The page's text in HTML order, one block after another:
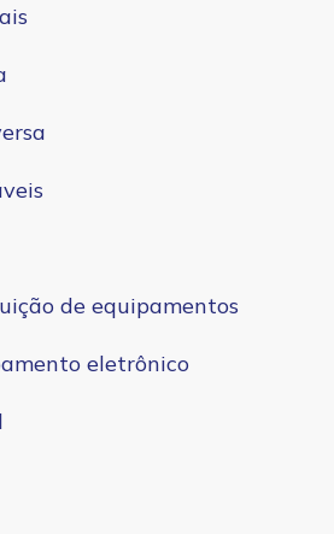
de equipamentos
eletrônico